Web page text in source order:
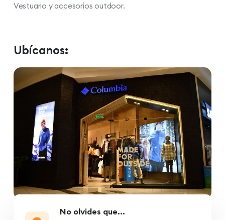
Vestuario y accesorios outdoor.
Ubícanos:
No olvides que...